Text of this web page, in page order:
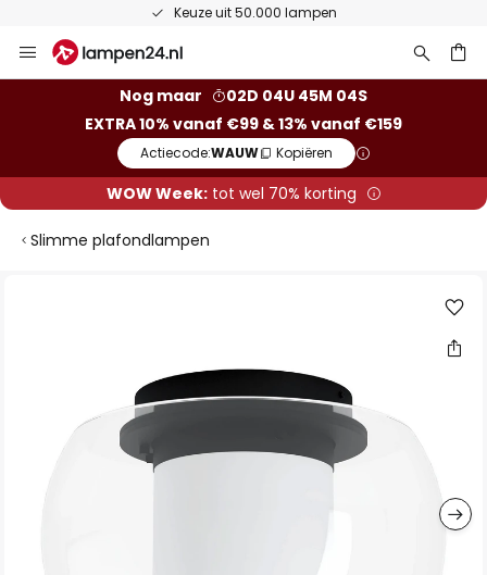
Keuze uit 50.000 lampen
naar
Nog maar
02D 04U 45M 04S
EXTRA 10% vanaf €99 & 13% vanaf €159
Actiecode:WAUW Kopiëren
WOW Week:tot wel 70% korting
Slimme plafondlampen
afbeeldingen-